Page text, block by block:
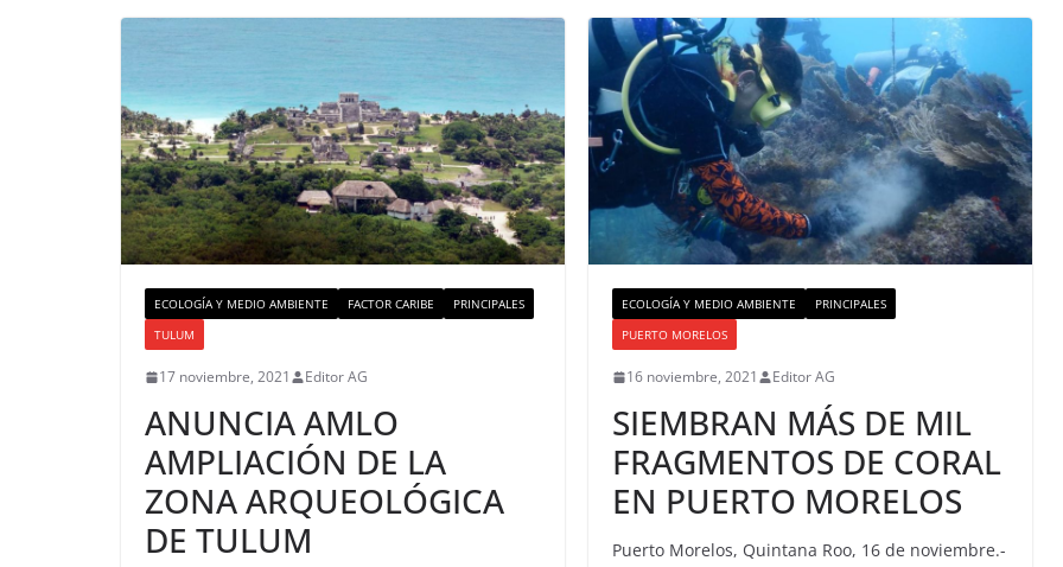
ECOLOGÍA Y MEDIO AMBIENTE FACTOR CARIBE
PRINCIPALES
TULUM
17 noviembre, 2021 Editor AG
ANUNCIA AMLO
AMPLIACIÓN DE LA
ZONA ARQUEOLÓGICA
DE TULUM
ECOLOGÍA Y MEDIO AMBIENTE
PRINCIPALES
PUERTO MORELOS
16 noviembre, 2021 Editor AG
SIEMBRAN MÁS DE MIL
FRAGMENTOS DE CORAL
EN PUERTO MORELOS
Puerto Morelos, Quintana Roo, 16 de noviembre.-